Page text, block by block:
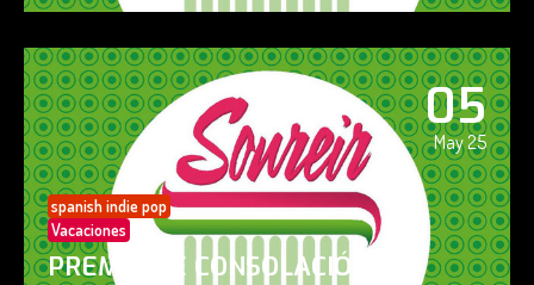
05
May 25
spanish indie pop
Vacaciones
PREMIO DE CONSOLACIÓN